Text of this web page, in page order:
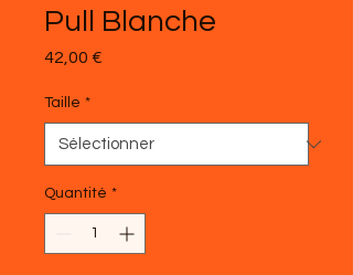
Pull Blanche
42,00 €
Taille *
Quantité *